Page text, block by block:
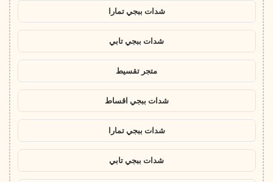
شدات ببجي تمارا
شدات ببجي تابي
متجر تقسيط
شدات ببجي اقساط
شدات ببجي تمارا
شدات ببجي تابي